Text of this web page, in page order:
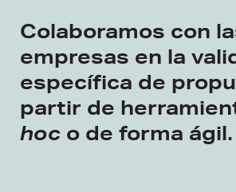
Colaboramos con
empresas en la
específica de
partir de
hoc o de forma ágil.